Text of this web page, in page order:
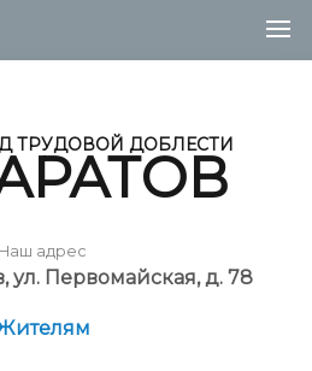
ТРУДОВОЙ ДОБЛЕСТИ
Наш адрес
ул. Первомайская, д. 78